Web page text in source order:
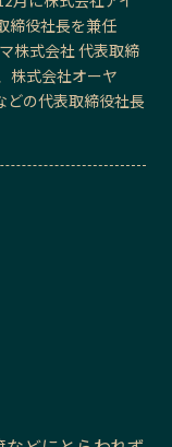
締役社長を兼任
株式会社 代表取締
株式会社オーヤ
どの代表取締役社長